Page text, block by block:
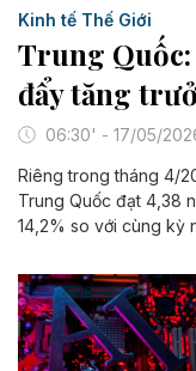
Kinh tế Thế Giới
Trung Quốc:
đẩy tăng
06:30' - 17/05/
Riêng trong tháng 4/
Trung Quốc đạt 4,38
14,2% so với cùng kỳ